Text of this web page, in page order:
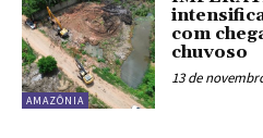
AMAZÔNIA
com
chuvoso
13 de